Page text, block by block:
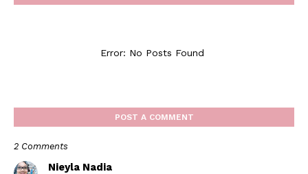
Error: No Posts Found
POST A COMMENT
2 Comments
Nieyla Nadia